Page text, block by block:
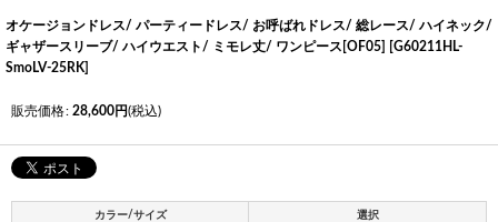
オケージョンドレス/ パーティードレス/ お呼ばれドレス/ 総レース/ ハイネック/
ギャザースリーブ/ ハイウエスト/ ミモレ丈/ ワンピース[OF05] [G60211HL-
SmoLV-25RK]
販売価格: 28,600円(税込)
カラー/サイズ 選択